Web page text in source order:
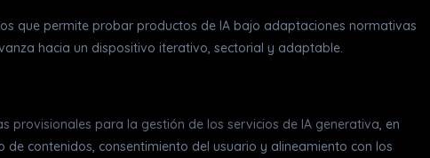
que permite probar productos de IA bajo adaptaciones normativas
hacia un dispositivo iterativo, sectorial y adaptable.
provisionales para la gestión de los servicios de IA generativa, en
contenidos, consentimiento del usuario y alineamiento con los